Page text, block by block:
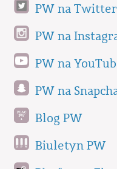
PW na
PW na
PW na
PW na
Blog PW
Biuletyn PW